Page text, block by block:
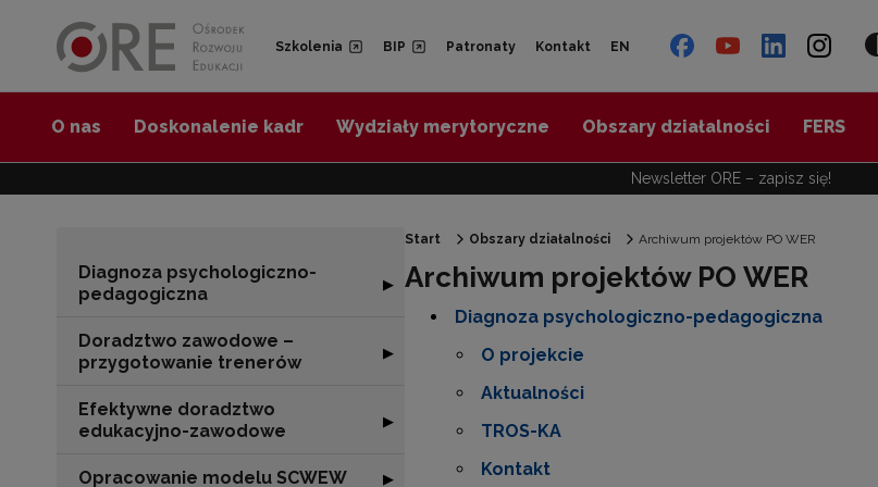
Szkolenia BIP Patronaty Kontakt EN
O nas Doskonalenie kadr Wydziały merytoryczne Obszary działalności FERS
Newsletter ORE – zapisz się!
Diagnoza psychologiczno-
pedagogiczna
Rozwiń sekcję "Diagnoza psychologiczno-pedagogiczna"
▶
Doradztwo zawodowe –
przygotowanie trenerów
Rozwiń sekcję "Doradztwo zawodowe – przygotowanie trenerów"
▶
Efektywne doradztwo
edukacyjno-zawodowe
Rozwiń sekcję "Efektywne doradztwo edukacyjno-zawodowe"
▶
Opracowanie modelu SCWEW Rozwiń sekcję "Opracowanie modelu SCWEW"
▶
Start Obszary działalności Archiwum projektów PO WER
Archiwum projektów PO WER
Diagnoza psychologiczno-pedagogiczna
O projekcie
Aktualności
TROS-KA
Kontakt